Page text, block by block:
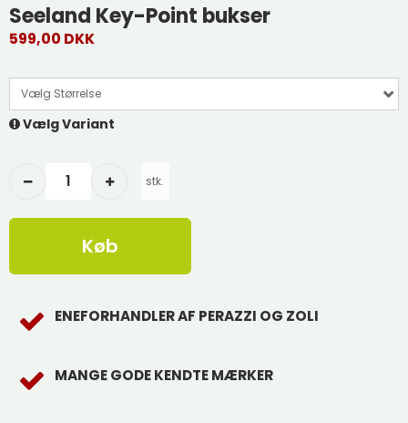
Seeland Key-Point bukser
599,00 DKK
Vælg Størrelse
Vælg Variant
stk.
Køb
ENEFORHANDLER AF PERAZZI OG ZOLI
MANGE GODE KENDTE MÆRKER